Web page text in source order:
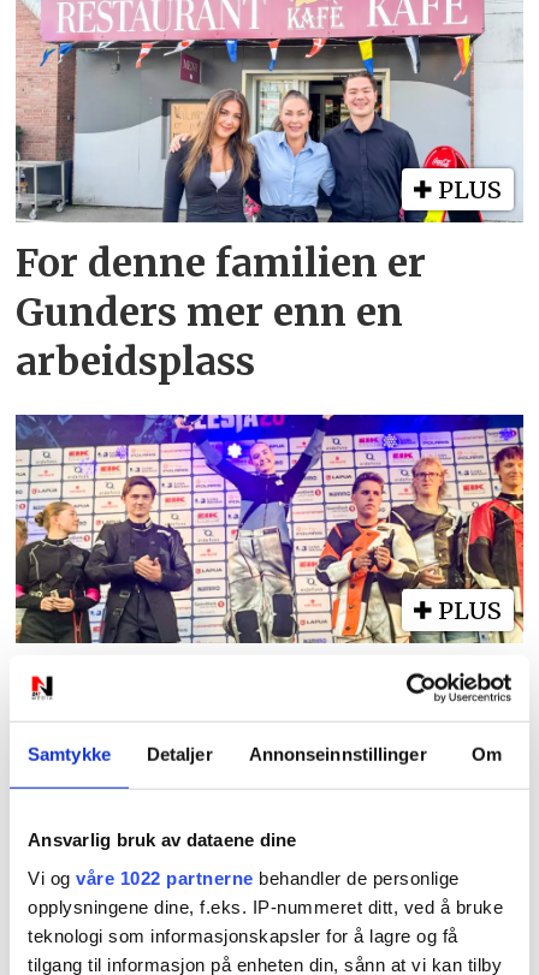
Samtykke Detaljer Annonseinnstillinger Om
Ansvarlig bruk av dataene dine
Vi og våre 1022 partnerne behandler de personlige
opplysningene dine, f.eks. IP-nummeret ditt, ved å bruke
teknologi som informasjonskapsler for å lagre og få
tilgang til informasjon på enheten din, sånn at vi kan tilby
PLUS
For denne familien er
Gunders mer enn en
arbeidsplass
PLUS
Beste kvinnelige skytter i
feltfinalen